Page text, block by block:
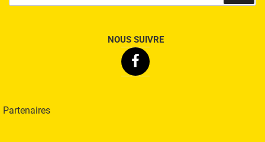
NOUS SUIVRE
Facebook
Partenaires